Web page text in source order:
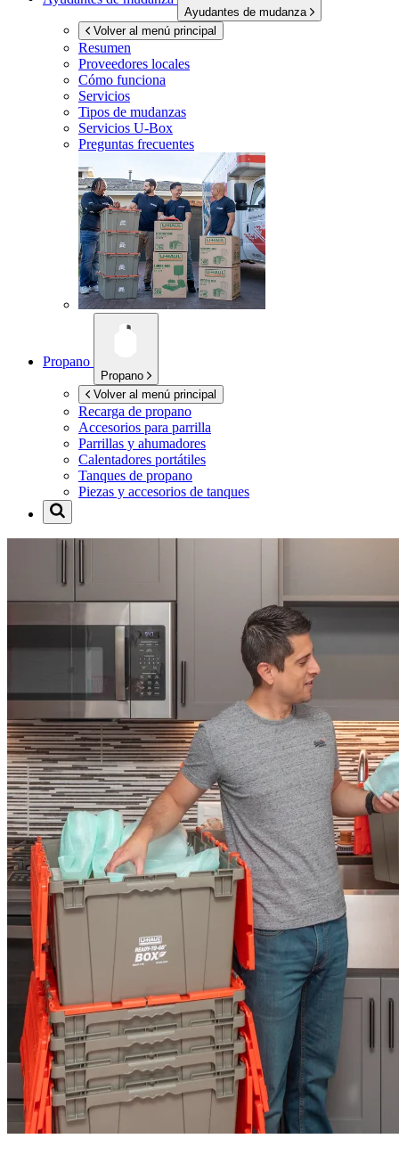
Ayudantes de mudanza
Volver al menú principal
Resumen
Proveedores locales
Cómo funciona
Servicios
Tipos de mudanzas
Servicios U-Box
Preguntas frecuentes
Propano
Propano
Volver al menú principal
Recarga de propano
Accesorios para parrilla
Parrillas y ahumadores
Calentadores portátiles
Tanques de propano
Piezas y accesorios de tanques